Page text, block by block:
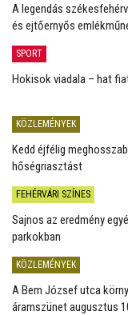
A legendás
és ejtőernyős
SPORT
Hokisok viadala – hat
KÖZLEMÉNYEK
Kedd éjfélig
hőségriasztást
FEHÉRVÁRI SZÍNES
Sajnos az eredmény
parkokban
KÖZLEMÉNYEK
A Bem József utca
áramszünet augusztus